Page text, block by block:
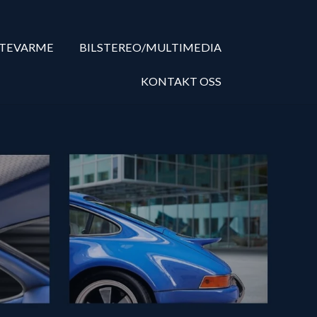
BILSTEREO/MULTIMEDIA
KONTAKT OSS